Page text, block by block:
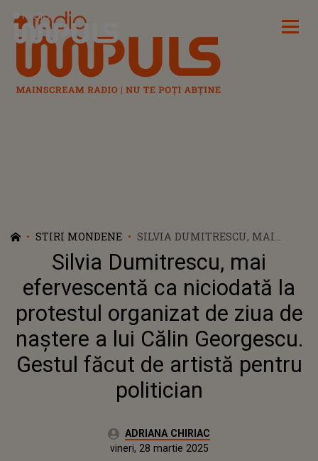
Radio Impuls
STIRI MONDENE
SILVIA DUMITRESCU, MAI
EFERVESCENTĂ CA NICIODATĂ
LA PROTESTUL ORGANIZAT DE
ZIUA DE NAŞTERE A LUI CĂLIN
GEORGESCU. GESTUL FĂCUT DE
ARTISTĂ PENTRU POLITICIAN
Silvia Dumitrescu, mai
efervescentă ca niciodată la
protestul organizat de ziua de
naştere a lui Călin Georgescu.
Gestul făcut de artistă pentru
politician
Autor:ADRIANA CHIRIAC
Actualizat:
vineri, 28 martie 2025